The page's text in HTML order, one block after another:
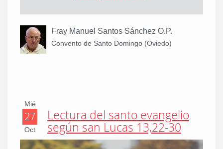
Fray Manuel Santos Sánchez O.P.
Convento de Santo Domingo (Oviedo)
Mié
27
Oct
Lectura del santo evangelio
según san Lucas 13,22-30